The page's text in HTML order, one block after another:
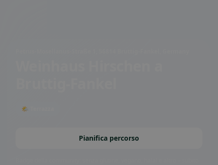
🌤 Terrazza
Pianifica percorso